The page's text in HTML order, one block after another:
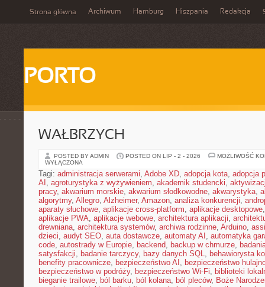
Strona główna Archiwum Hamburg Hiszpania Redakcja
PORTO
WAŁBRZYCH
POSTED BY ADMIN POSTED ON LIP - 2 - 2026
MOŻLIWOŚĆ
WYŁĄCZONA
Tagi: administracja serwerami, Adobe XD, adopcja kota, adopcja
AI , agroturystyka z wyżywieniem, akademik studencki,
pracy, akwarium morskie, akwarium słodkowodne, akwarystyka,
algorytmy, Allegro, Alzheimer, Amazon, analiza konkurencji,
aparaty słuchowe, aplikacje cross-platform, aplikacje desktopowe
aplikacje PWA, aplikacje webowe, architektura aplikacji,
drewniana, architektura systemów, archiwa rodzinne, Arduino,
dzieci, audyt SEO, auta dostawcze, automaty AI , automatyka
code, autostrady w Europie, backend, backup w chmurze,
satysfakcji, badanie tarczycy, bazy danych SQL, behawiorysta
benefity pracownicze, bezpieczeństwo AI , bezpieczeństwo
bezpieczeństwo w podróży, bezpieczeństwo Wi-Fi, biblioteki
bieganie trailowe, ból barku, ból kolana, ból pleców, Boże